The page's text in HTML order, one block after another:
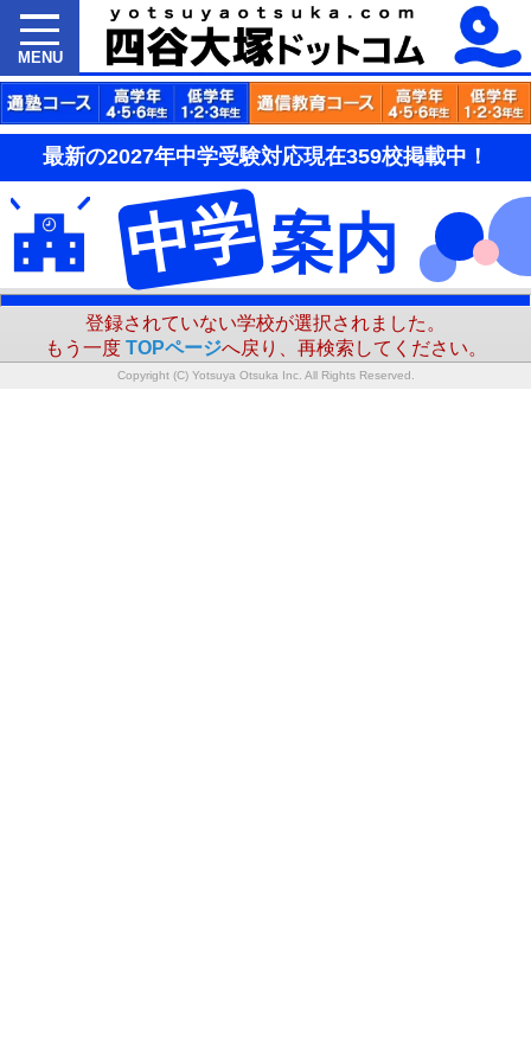
MENU
最新の2027年中学受験対応現在359校掲載中！
中学案内
登録されていない学校が選択されました。
もう一度 TOPページへ戻り、再検索してください。
Copyright (C) Yotsuya Otsuka Inc. All Rights Reserved.